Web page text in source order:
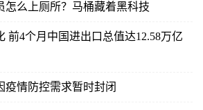
怎么上厕所？马桶藏着黑科技
前4个月中国进出口总值达12.58万亿
疫情防控需求暂时封闭